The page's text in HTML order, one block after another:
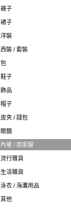
褲子
裙子
洋裝
西裝 / 套裝
包
鞋子
飾品
帽子
皮夾 / 錢包
眼鏡
內著 / 居家服
流行雜貨
生活雜貨
泳衣 / 海灘用品
其他